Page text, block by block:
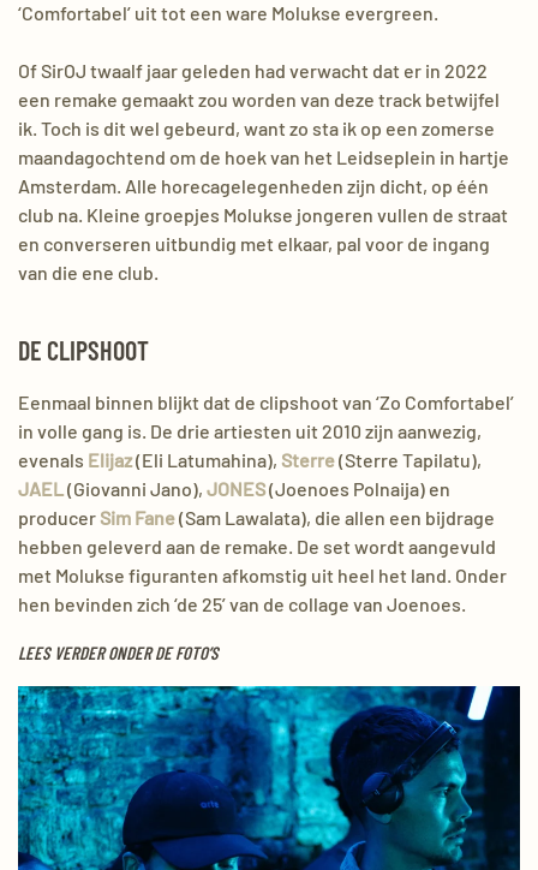
‘Comfortabel’ uit tot een ware Molukse evergreen.
OfSirOJ twaalf jaar geleden had verwacht dat er in 2022
een remake gemaakt zou worden van deze track betwijfel
ik. Toch is dit wel gebeurd, want zo sta ik op een zomerse
maandagochtend om de hoek van het Leidseplein in hartje
Amsterdam. Alle horecagelegenheden zijn dicht, op één
club na. Kleine groepjes Molukse jongeren vullen de straat
en converseren uitbundig met elkaar, pal voor de ingang
van die ene club.
DE CLIPSHOOT
Eenmaal binnen blijkt dat de clipshoot van ‘Zo Comfortabel’
in volle gang is. De drie artiesten uit 2010 zijn aanwezig,
evenals Elijaz(Eli Latumahina), Sterre(Sterre Tapilatu),
JAEL(Giovanni Jano), JONES(Joenoes Polnaija) en
producerSim Fane(Sam Lawalata), die allen een bijdrage
hebben geleverd aan de remake. De set wordt aangevuld
met Molukse figuranten afkomstig uit heel het land. Onder
hen bevinden zich ‘de 25’ van de collage van Joenoes.
LEES VERDER ONDER DE FOTO’S